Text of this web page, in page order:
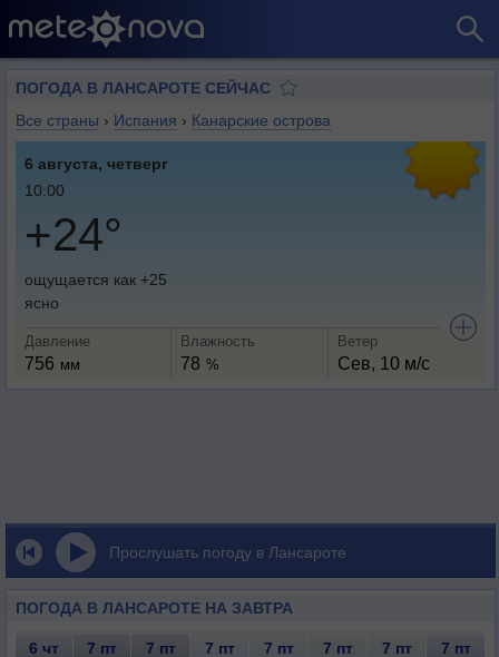
ПОГОДА В ЛАНСАРОТЕ СЕЙЧАС
Все страны › Испания › Канарские острова
6 августа, четверг
10:00
+24°
ощущается как +25
ясно
Давление
756 мм
Влажность
78 %
Ветер
Сев, 10 м/с
Прослушать погоду в Лансароте
ПОГОДА В ЛАНСАРОТЕ НА ЗАВТРА
6 чт 7 пт 7 пт 7 пт 7 пт 7 пт 7 пт 7 пт